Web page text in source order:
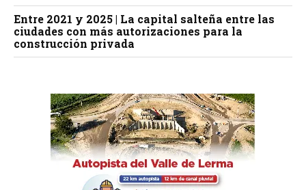
Entre 2021 y 2025 | La capital salteña entre las
ciudades con más autorizaciones para la
construcción privada